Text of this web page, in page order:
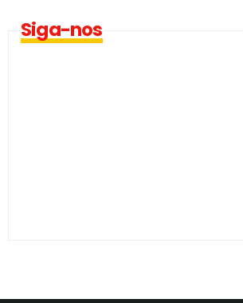
Siga-nos